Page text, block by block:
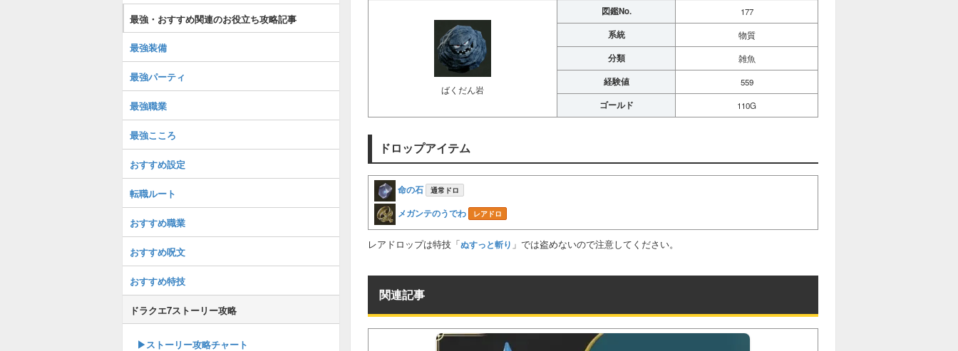
ばくだん岩
図鑑No. 177
系統 物質
分類 雑魚
経験値 559
ゴールド 110G
ドロップアイテム
命の石 通常ドロ
メガンテのうでわ レアドロ
レアドロップは特技「ぬすっと斬り 」では盗めないので注意してください。
関連記事
最強・おすすめ関連のお役立ち攻略記事
最強装備
最強パーティ
最強職業
最強こころ
おすすめ設定
転職ルート
おすすめ職業
おすすめ呪文
おすすめ特技
ドラクエ7ストーリー攻略
▶ストーリー攻略チャート